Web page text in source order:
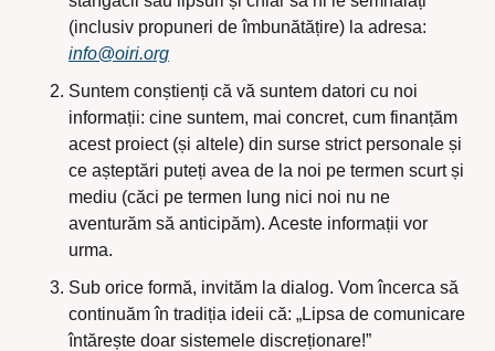
info@oiri.org
Suntem conștienți că vă suntem datori cu noi
informații: cine suntem, mai concret, cum finanțăm
acest proiect (și altele) din surse strict personale și
ce așteptări puteți avea de la noi pe termen scurt și
mediu (căci pe termen lung nici noi nu ne
aventurăm să anticipăm). Aceste informații vor
urma.
Sub orice formă, invităm la dialog. Vom încerca să
continuăm în tradiția ideii că: „Lipsa de comunicare
întărește doar sistemele discreționare!”